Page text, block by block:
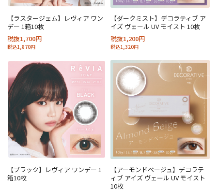
【ラスタージェム】レヴィア ワン
デー 1箱10枚
税抜1,700円
税込1,870円
【ダークミスト】デコラティブ ア
イズ ヴェール UV モイスト 10枚
税抜1,200円
税込1,320円
【ブラック】レヴィア ワンデー 1
箱10枚
【アーモンドベージュ】デコラテ
ィブ アイズ ヴェール UV モイスト
10枚